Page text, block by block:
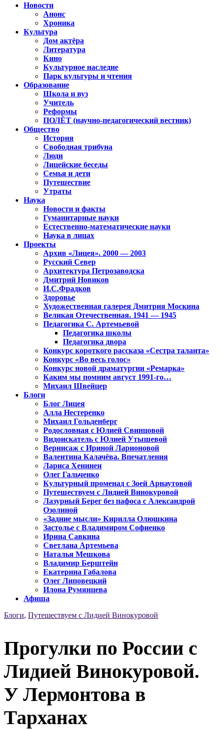
Новости
Анонс
Хроника
Культура
Дом актёра
Литература
Кино
Культурное наследие
Парк культуры и чтения
Образование
Школа и вуз
Учитель
Реформы
ПОЛЁТ (научно-педагогический вестник)
Общество
История
Свободная трибуна
Люди
Лицейские беседы
Семья и дети
Путешествие
Утраты
Наука
Новости и факты
Гуманитарные науки
Естественно-математические науки
Наука в лицах
Проекты
Архив «Лицея». 2000 — 2003
Русский Север
Архитектура Петрозаводска
Дмитрий Новиков
И.С.Фрадков
Здоровье
Художественная галерея Дмитрия Москина
Великая Отечественная. 1941 — 1945
Педагогика С. Артемьевой
Педагогика школы
Педагогика двора
Конкурс короткого рассказа «Сестра таланта»
Конкурс «Во весь голос»
Конкурс новой драматургии «Ремарка»
Каким мы помним август 1991-го…
Михаил Швейцер
Блоги
Блог Лицея
Алла Нестеренко
Михаил Гольденберг
Родословная с Юлией Свинцовой
Видоискатель с Юлией Утышевой
Вернисаж с Ириной Ларионовой
Валентина Калачёва. Впечатления
Лариса Хенинен
Олег Гальченко
Культурный променад с Зоей Арнаутовой
Путешествуем с Лидией Винокуровой
Лазурный Берег без пафоса с Александрой
Озолиной
«Задние мысли» Кирилла Олюшкина
Застолье с Владимиром Софиенко
Ирина Савкина
Светлана Артемьева
Наталья Мешкова
Владимир Берштейн
Екатерина Габалова
Олег Липовецкий
Илона Румянцева
Афиша
Блоги, Путешествуем с Лидией Винокуровой
Прогулки по России с
Лидией Винокуровой.
У Лермонтова в
Тарханах